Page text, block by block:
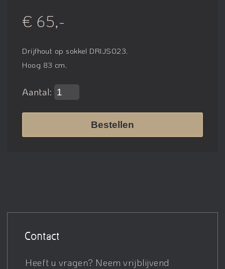
€ 65,-
Drijfhout op sokkel DRIJSO23.
Hoog 83 cm.
Aantal:
Bestellen
Contact
Heeft u vragen? Neem vrijblijvend